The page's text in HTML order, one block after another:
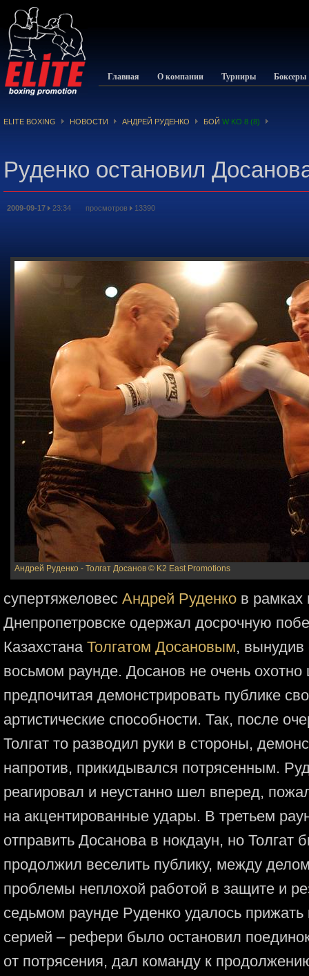
Главная О компании Турниры Боксеры
ELITE BOXING НОВОСТИ АНДРЕЙ РУДЕНКО БОЙ W KO 8 (8)
Руденко остановил
2009-09-17 23:34 просмотров 13390
Андрей Руденко - Толгат Досанов © K2 East Promotions
супертяжеловес Андрей Руденко в рамках
Днепропетровске одержал досрочную
Казахстана Толгатом Досановым, вынудив
восьмом раунде. Досанов не очень
предпочитая демонстрировать публике
артистические способности. Так, после
Толгат то разводил руки в стороны,
напротив, прикидывался потрясенным.
реагировал и неустанно шел вперед,
на акцентированные удары. В третьем
отправить Досанова в нокдаун, но Толгат
продолжил веселить публику, между
проблемы неплохой работой в защите и
седьмом раунде Руденко удалось прижать
серией – рефери было остановил
от потрясения, дал команду к